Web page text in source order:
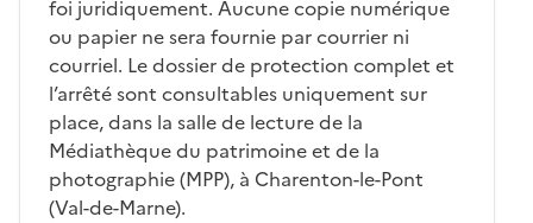
foi juridiquement. Aucune copie numérique
ou papier ne sera fournie par courrier ni
courriel. Le dossier de protection complet et
l’arrêté sont consultables uniquement sur
place, dans la salle de lecture de la
Médiathèque du patrimoine et de la
photographie (MPP), à Charenton-le-Pont
(Val-de-Marne).